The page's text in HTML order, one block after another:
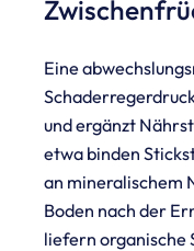
Eine
und ergänzt
etwa binden
an mineralischem
Boden nach der
liefern organische